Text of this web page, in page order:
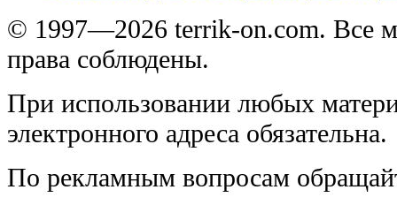
© 1997—2026 terrik-on.com. Все
права соблюдены.
При использовании любых
электронного адреса обязательна.
По рекламным вопросам